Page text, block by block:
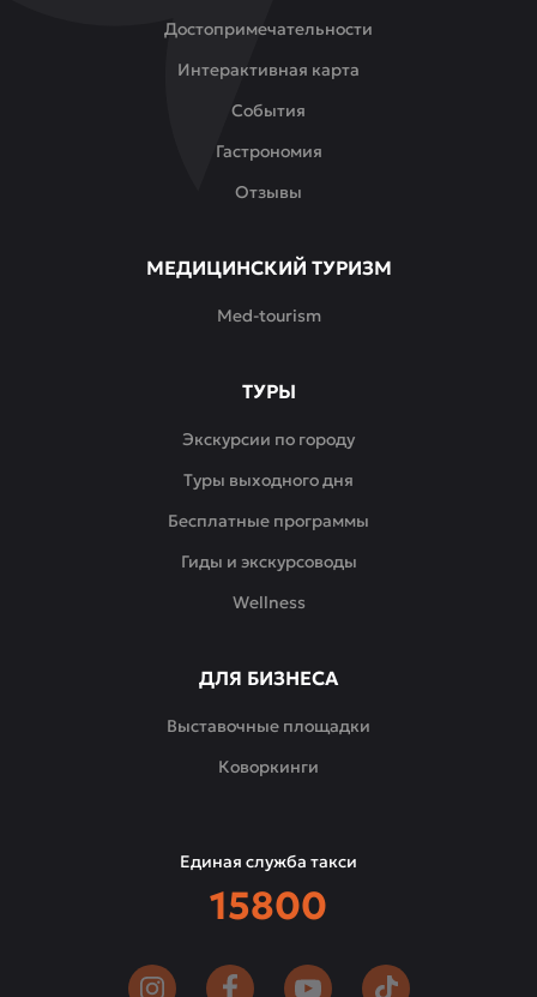
ощутить
дух
гостеприимства
и
восточной
Достопримечательности
Интерактивная карта
События
Гастрономия
Отзывы
МЕДИЦИНСКИЙ ТУРИЗМ
Med-tourism
ТУРЫ
Экскурсии по городу
Туры выходного дня
Бесплатные программы
Гиды и экскурсоводы
Wellness
ДЛЯ БИЗНЕСА
Выставочные площадки
Коворкинги
Единая служба такси
15800